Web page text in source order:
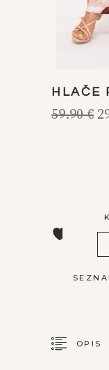
HLAČE
59.90€
OPIS